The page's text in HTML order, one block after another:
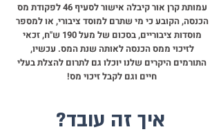
עמותת קרן אור קיבלה אישור לסעיף 46 לפקודת מס
הכנסה, הקובע כי מי שתרם למוסד ציבורי, או למספר
מוסדות ציבוריים, בסכום של מעל 190 ש"ח, זכאי
לזיכוי ממס הכנסה לאותה שנת המס. עכשיו,
התורמים היקרים שלנו יוכלו גם לתרום להצלת בעלי
חיים וגם לקבל זיכוי מס!
איך זה עובד?